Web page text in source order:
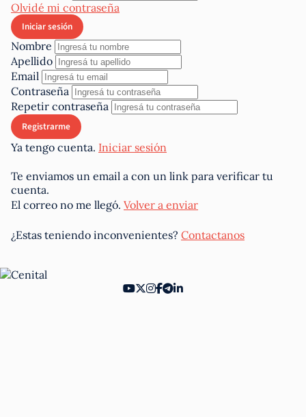
Olvidé mi contraseña
Nombre
Apellido
Email
Contraseña
Repetir contraseña
Ya tengo cuenta. Iniciar sesión
Te enviamos un email a con un link para verificar tu
cuenta.
El correo no me llegó. Volver a enviar
¿Estas teniendo inconvenientes? Contactanos